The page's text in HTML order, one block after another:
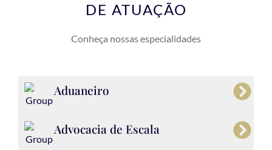
DE ATUAÇÃO
Conheça nossas especialidades
Aduaneiro
Advocacia de Escala